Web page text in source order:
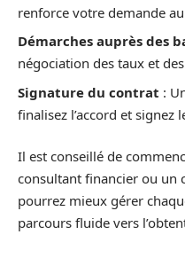
renforce votre demande
Démarches auprès des
négociation des taux et
Signature du contrat :
finalisez l’accord et signez
Il est conseillé de
consultant financier ou un
pourrez mieux gérer
parcours fluide vers